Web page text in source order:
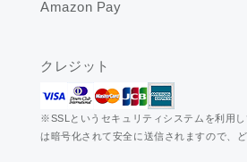
Amazon Pay
クレジット
※SSLというセキュリティシステムを利用
は暗号化されて安全に送信されますので、